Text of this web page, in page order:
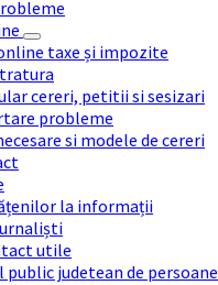
taxe și impozite
cereri, petitii si sesizari
probleme
si modele de cereri
la informații
utile
judetean de persoane